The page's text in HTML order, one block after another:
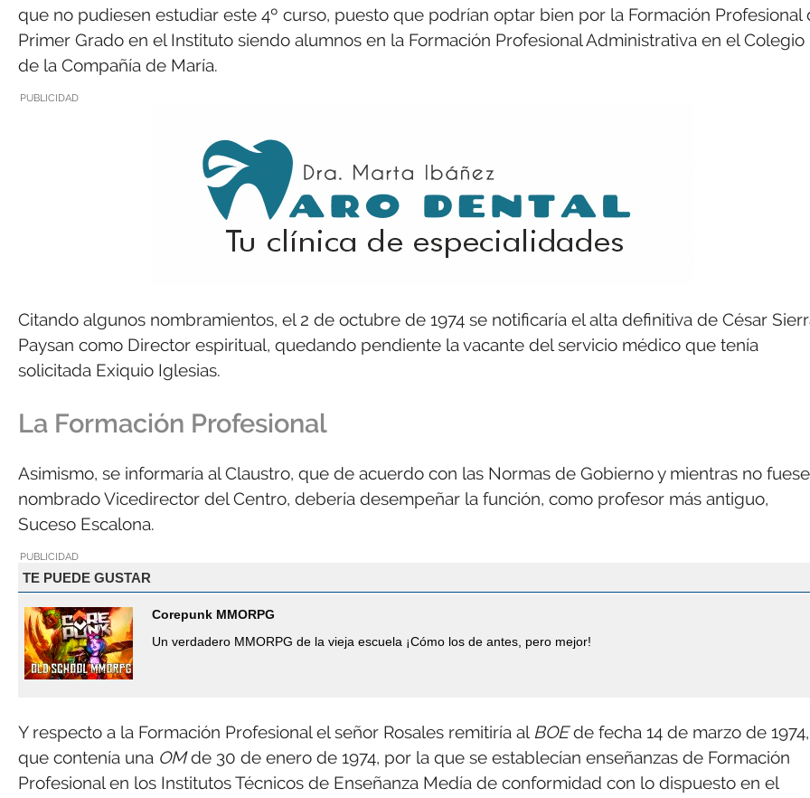
que no pudiesen estudiar este 4º curso, puesto que podrían optar bien por la Formación Profesional
Primer Grado en el Instituto siendo alumnos en la Formación Profesional Administrativa en el Colegio
de la Compañía de María.
PUBLICIDAD
Citando algunos nombramientos, el 2 de octubre de 1974 se notificaría el alta definitiva de César
Paysan como Director espiritual, quedando pendiente la vacante del servicio médico que tenía
solicitada Exiquio Iglesias.
La Formación Profesional
Asimismo, se informaría al Claustro, que de acuerdo con las Normas de Gobierno y mientras no fuese
nombrado Vicedirector del Centro, debería desempeñar la función, como profesor más antiguo,
Suceso Escalona.
PUBLICIDAD
TE PUEDE GUSTAR
Corepunk MMORPG
Un verdadero MMORPG de la vieja escuela ¡Cómo los de antes, pero mejor!
Y respecto a la Formación Profesional el señor Rosales remitiría al BOEde fecha 14 de marzo de 1974,
que contenía una OMde 30 de enero de 1974, por la que se establecían enseñanzas de Formación
Profesional en los Institutos Técnicos de Enseñanza Medía de conformidad con lo dispuesto en el